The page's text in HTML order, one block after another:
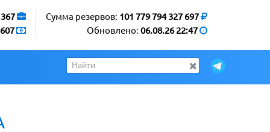
Сумма резервов: 101 779 794 327 697
Обновлено: 06.08.26 22:47
607